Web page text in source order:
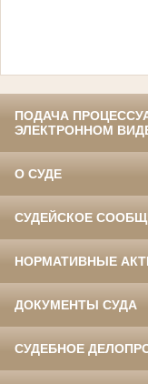
ПОДАЧА
ЭЛЕКТРОННОМ
О СУДЕ
СУДЕЙСКОЕ
НОРМАТИВНЫЕ
ДОКУМЕНТЫ СУДА
СУДЕБНОЕ